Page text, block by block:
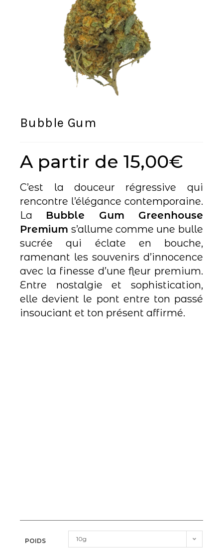
Bubble Gum
A partir de15,00€
C’est la douceur régressive qui
rencontre l’élégance contemporaine.
La Bubble Gum Greenhouse
Premium s’allume comme une bulle
sucrée qui éclate en bouche,
ramenant les souvenirs d’innocence
avec la finesse d’une fleur premium.
Entre nostalgie et sophistication,
elle devient le pont entre ton passé
insouciant et ton présent affirmé.
POIDS 10g